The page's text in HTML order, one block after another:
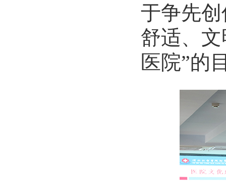
于争先
舒适、
医院”的